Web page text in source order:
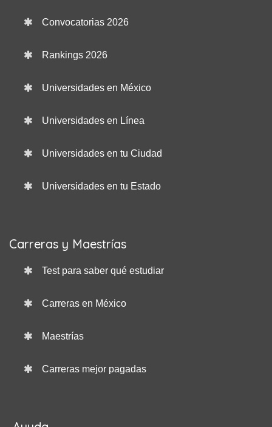
Convocatorias 2026
Rankings 2026
Universidades en México
Universidades en Línea
Universidades en tu Ciudad
Universidades en tu Estado
Carreras y Maestrías
Test para saber qué estudiar
Carreras en México
Maestrías
Carreras mejor pagadas